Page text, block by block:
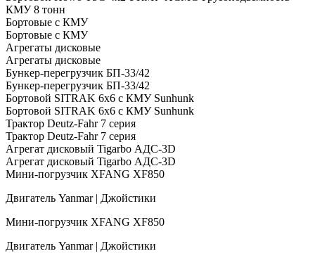
КМУ 8 тонн
Бортовые с КМУ
Бортовые с КМУ
Агрегаты дисковые
Агрегаты дисковые
Бункер-перегрузчик БП-33/42
Бункер-перегрузчик БП-33/42
Бортовой SITRAK 6х6 с КМУ Sunhunk
Бортовой SITRAK 6х6 с КМУ Sunhunk
Трактор Deutz-Fahr 7 серия
Трактор Deutz-Fahr 7 серия
Агрегат дисковый Tigarbo АДС-3D
Агрегат дисковый Tigarbo АДС-3D
Мини-погрузчик XFANG XF850
Двигатель Yanmar | Джойстики
Мини-погрузчик XFANG XF850
Двигатель Yanmar | Джойстики